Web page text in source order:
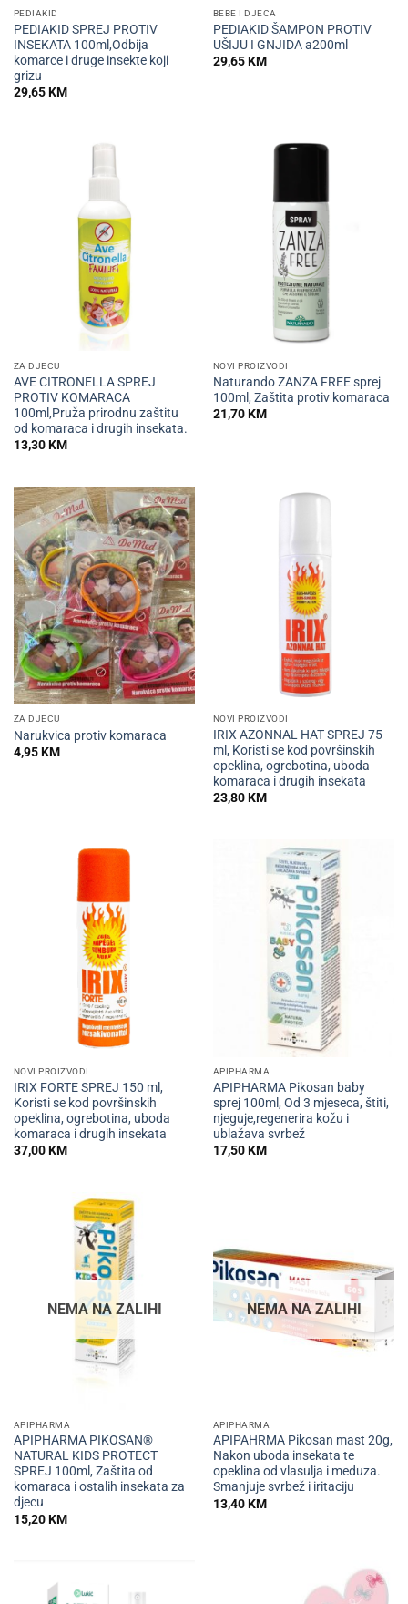
PEDIAKID
PEDIAKID SPREJ PROTIV
INSEKATA 100ml,Odbija
komarce i druge insekte koji
grizu
29,65KM
BEBE I DJECA
PEDIAKID ŠAMPON PROTIV
UŠIJU I GNJIDA a200ml
29,65KM
ZA DJECU
AVE CITRONELLA SPREJ
PROTIV KOMARACA
100ml,Pruža prirodnu zaštitu
od komaraca i drugih insekata.
13,30KM
NOVI PROIZVODI
Naturando ZANZA FREE sprej
100ml, Zaštita protiv komaraca
21,70KM
ZA DJECU
Narukvica protiv komaraca
4,95KM
NOVI PROIZVODI
IRIX AZONNAL HAT SPREJ 75
ml, Koristi se kod površinskih
opeklina, ogrebotina, uboda
komaraca i drugih insekata
23,80KM
NOVI PROIZVODI
IRIX FORTE SPREJ 150 ml,
Koristi se kod površinskih
opeklina, ogrebotina, uboda
komaraca i drugih insekata
37,00KM
APIPHARMA
APIPHARMA Pikosan baby
sprej 100ml, Od 3 mjeseca, štiti,
njeguje,regenerira kožu i
ublažava svrbež
17,50KM
NEMA NA ZALIHI
APIPHARMA
APIPHARMA PIKOSAN®
NATURAL KIDS PROTECT
SPREJ 100ml, Zaštita od
komaraca i ostalih insekata za
djecu
15,20KM
NEMA NA ZALIHI
APIPHARMA
APIPAHRMA Pikosan mast 20g,
Nakon uboda insekata te
opeklina od vlasulja i meduza.
Smanjuje svrbež i iritaciju
13,40KM